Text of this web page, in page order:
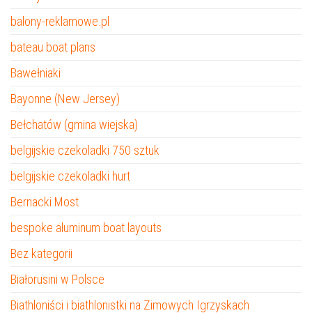
balony-reklamowe.pl
bateau boat plans
Bawełniaki
Bayonne (New Jersey)
Bełchatów (gmina wiejska)
belgijskie czekoladki 750 sztuk
belgijskie czekoladki hurt
Bernacki Most
bespoke aluminum boat layouts
Bez kategorii
Białorusini w Polsce
Biathloniści i biathlonistki na Zimowych Igrzyskach